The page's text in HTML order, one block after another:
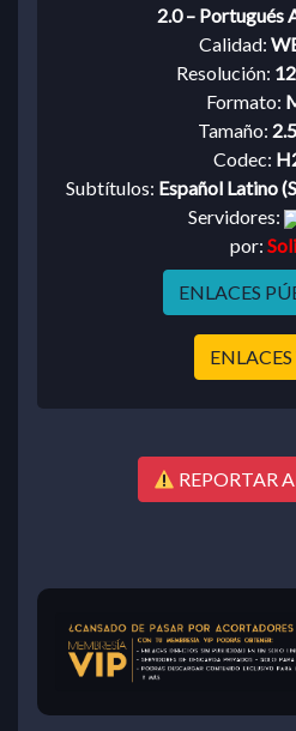
2.0 – Portugués
Calidad:
Resolución:
Formato:
Tamaño:
Codec:
Subtítulos: Español Latino
Servidores:
por:
ENLACES
REPORTAR